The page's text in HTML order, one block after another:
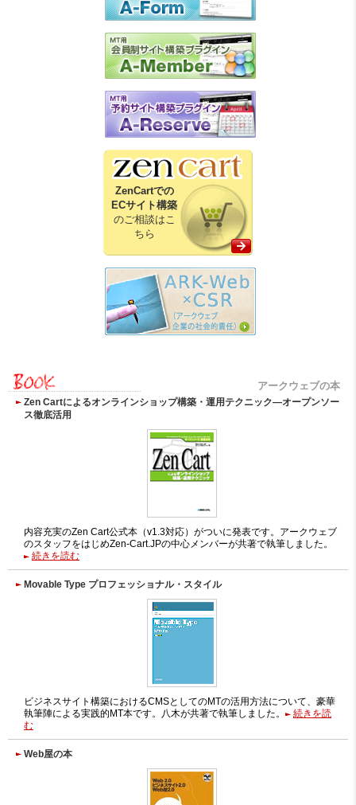
ZenCartでの
ECサイト構築
のご相談はこ
ちら
アークウェブの本
Zen Cartによるオンラインショップ構築・運用テクニック―オープンソー
ス徹底活用
内容充実のZen Cart公式本（v1.3対応）がついに発表です。アークウェブ
のスタッフをはじめZen-Cart.JPの中心メンバーが共著で執筆しました。
続きを読む
Movable Type プロフェッショナル・スタイル
ビジネスサイト構築におけるCMSとしてのMTの活用方法について、豪華
執筆陣による実践的MT本です。八木が共著で執筆しました。
続きを読
む
Web屋の本